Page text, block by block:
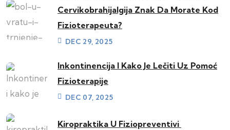
Cervikobrahijalgija Znak Da Morate Kod
Fizioterapeuta?
DEC 29, 2025
Inkontinencija I Kako Je Lečiti Uz Pomoć
Fizioterapije
DEC 07, 2025
Kiropraktika U Fiziopreventivi